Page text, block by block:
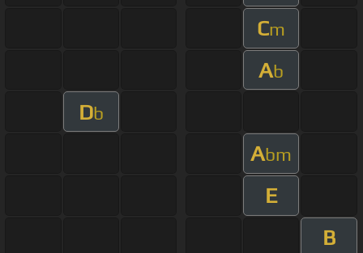
Cm
Ab
Db
Abm
E
B